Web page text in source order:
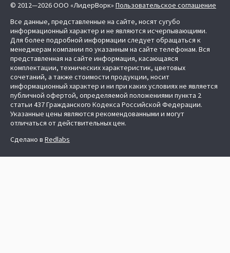
© 2012—2026 ООО «ЛидерВорк» Пользовательское соглашение
Все данные, представленные на сайте, носят сугубо
информационный характер и не являются исчерпывающими.
Для более подробной информации следует обращаться к
менеджерам компании по указанным на сайте телефонам. Вся
представленная на сайте информация, касающаяся
комплектации, технических характеристик, цветовых
сочетаний, а также стоимости продукции, носит
информационный характер и ни при каких условиях не является
публичной офертой, определяемой положениями пункта 2
статьи 437 Гражданского Кодекса Российской Федерации.
Указанные цены являются рекомендованными и могут
отличаться от действительных цен.
Сделано в Redlabs